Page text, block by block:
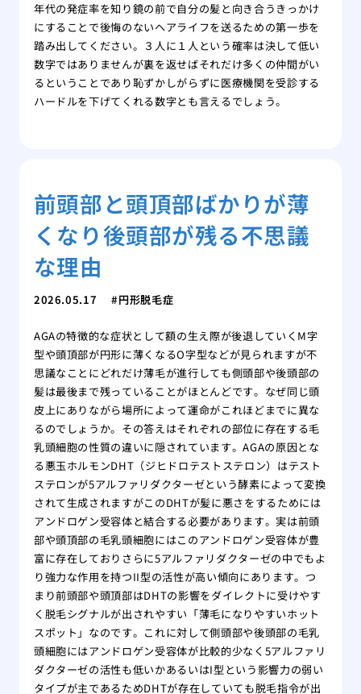
年代の発症率を知り鏡の前で自分の髪と向き合うきっかけ
にすることで後悔のないヘアライフを送るための第一歩を
踏み出してください。３人に１人という確率は決して低い
数字ではありませんが裏を返せばそれだけ多くの仲間がい
るということであり恥ずかしがらずに医療機関を受診する
ハードルを下げてくれる数字とも言えるでしょう。
前頭部と頭頂部ばかりが薄
くなり後頭部が残る不思議
な理由
2026.05.17 円形脱毛症
AGAの特徴的な症状として額の生え際が後退していくM字
型や頭頂部が円形に薄くなるO字型などが見られますが不
思議なことにどれだけ薄毛が進行しても側頭部や後頭部の
髪は最後まで残っていることがほとんどです。なぜ同じ頭
皮上にありながら場所によって運命がこれほどまでに異な
るのでしょうか。その答えはそれぞれの部位に存在する毛
乳頭細胞の性質の違いに隠されています。AGAの原因とな
る悪玉ホルモンDHT（ジヒドロテストステロン）はテスト
ステロンが5アルファリダクターゼという酵素によって変換
されて生成されますがこのDHTが髪に悪さをするためには
アンドロゲン受容体と結合する必要があります。実は前頭
部や頭頂部の毛乳頭細胞にはこのアンドロゲン受容体が豊
富に存在しておりさらに5アルファリダクターゼの中でもよ
り強力な作用を持つII型の活性が高い傾向にあります。つ
まり前頭部や頭頂部はDHTの影響をダイレクトに受けやす
く脱毛シグナルが出されやすい「薄毛になりやすいホット
スポット」なのです。これに対して側頭部や後頭部の毛乳
頭細胞にはアンドロゲン受容体が比較的少なく5アルファリ
ダクターゼの活性も低いかあるいはI型という影響力の弱い
タイプが主であるためDHTが存在していても脱毛指令が出